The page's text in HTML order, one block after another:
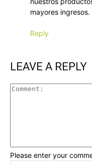
mayores ingresos.
Reply
LEAVE A REPLY
Please enter your